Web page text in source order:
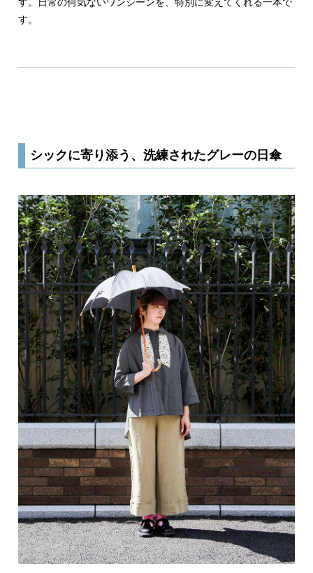
す。日常の何気ないワンシーンを、特別に変えてくれる一本で
す。
シックに寄り添う、洗練されたグレーの日傘